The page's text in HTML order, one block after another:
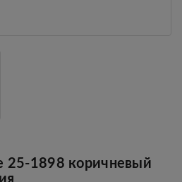
25-1898 коричневый